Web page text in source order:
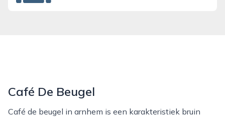
Café De Beugel
Café de beugel in arnhem is een karakteristiek bruin